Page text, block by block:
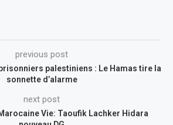
previous post
palestiniens : Le Hamas tire la
sonnette d’alarme
next post
Vie: Taoufik Lachker Hidara